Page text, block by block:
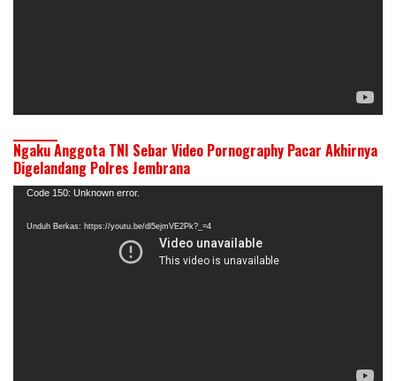
Ngaku Anggota TNI Sebar Video Pornography Pacar Akhirnya
Digelandang Polres Jembrana
Pemutar
Code 150: Unknown error.
Unduh Berkas: https://youtu.be/dl5ejmVE2Pk?_=4